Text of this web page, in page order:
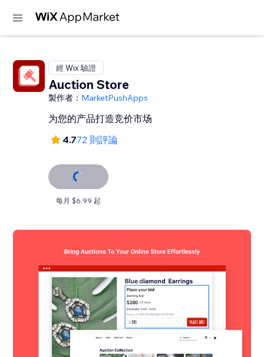
經 Wix 驗證
Auction Store
製作者： MarketPushApps
为您的产品打造竞价市场
4.772 則評論
每月 $6.99 起